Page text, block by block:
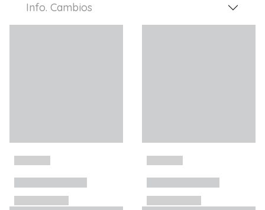
Info. Cambios